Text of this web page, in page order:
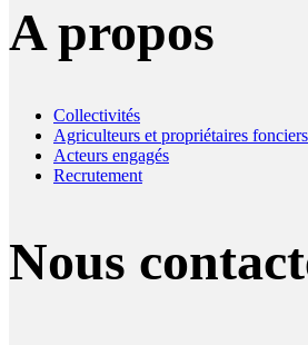
A propos
Collectivités
Agriculteurs et propriétaires fonciers
Acteurs engagés
Recrutement
Nous